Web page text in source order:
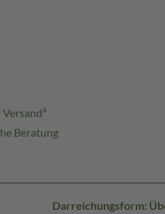
Beratung
Darreichungsform: